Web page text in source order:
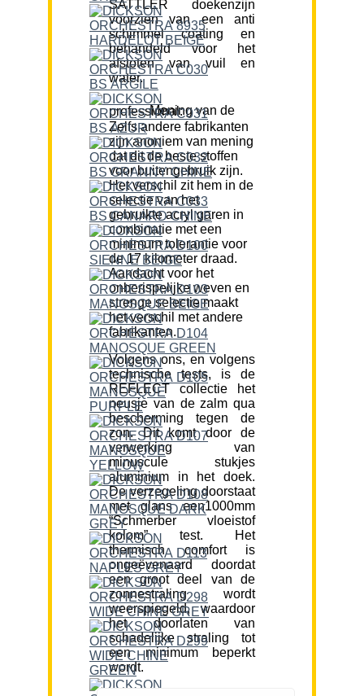
SATTLER doekenzijn
voorzien van een anti
schimmel coating en
behandeld voor het
afstoten van vuil en
water.
Mening van de professional:
Zelfs andere fabrikanten
zijn anoniem van mening
dat dit de beste stoffen
voor buitengebruik zijn.
Het verschil zit hem in de
selectie van het
gebruikte acryl garen in
combinatie met een
minimum tolerantie voor
de 17 kilometer draad.
Aandacht voor het
onberispelijke weven en
strenge selectie maakt
het verschil met andere
fabrikanten.
Volgens ons, en volgens
technische tests, is de
REFLECT collectie het
neusje van de zalm qua
bescherming tegen de
zon. Dit komt door de
verwerking van
minuscule stukjes
aluminium in het doek.
De verzegeling doorstaat
met glans een1000mm
“Schmerber vloeistof
kolom” test. Het
thermisch comfort is
ongeëvenaard doordat
een groot deel van de
zonnestraling wordt
weerspiegeld, waardoor
het doorlaten van
schadelijke straling tot
een minimum beperkt
wordt.